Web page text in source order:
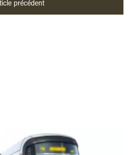
précédent